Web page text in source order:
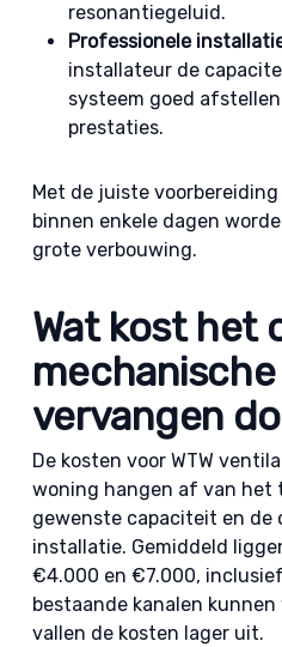
resonantiegeluid.
Professionele
installateur de
systeem goed
prestaties.
Met de juiste
binnen enkele dagen
grote verbouwing.
Wat kost het
vervangen
De kosten voor WTW
woning hangen af van het
gewenste capaciteit en de
installatie. Gemiddeld
€4.000 en €7.000,
bestaande kanalen
vallen de kosten lager uit.